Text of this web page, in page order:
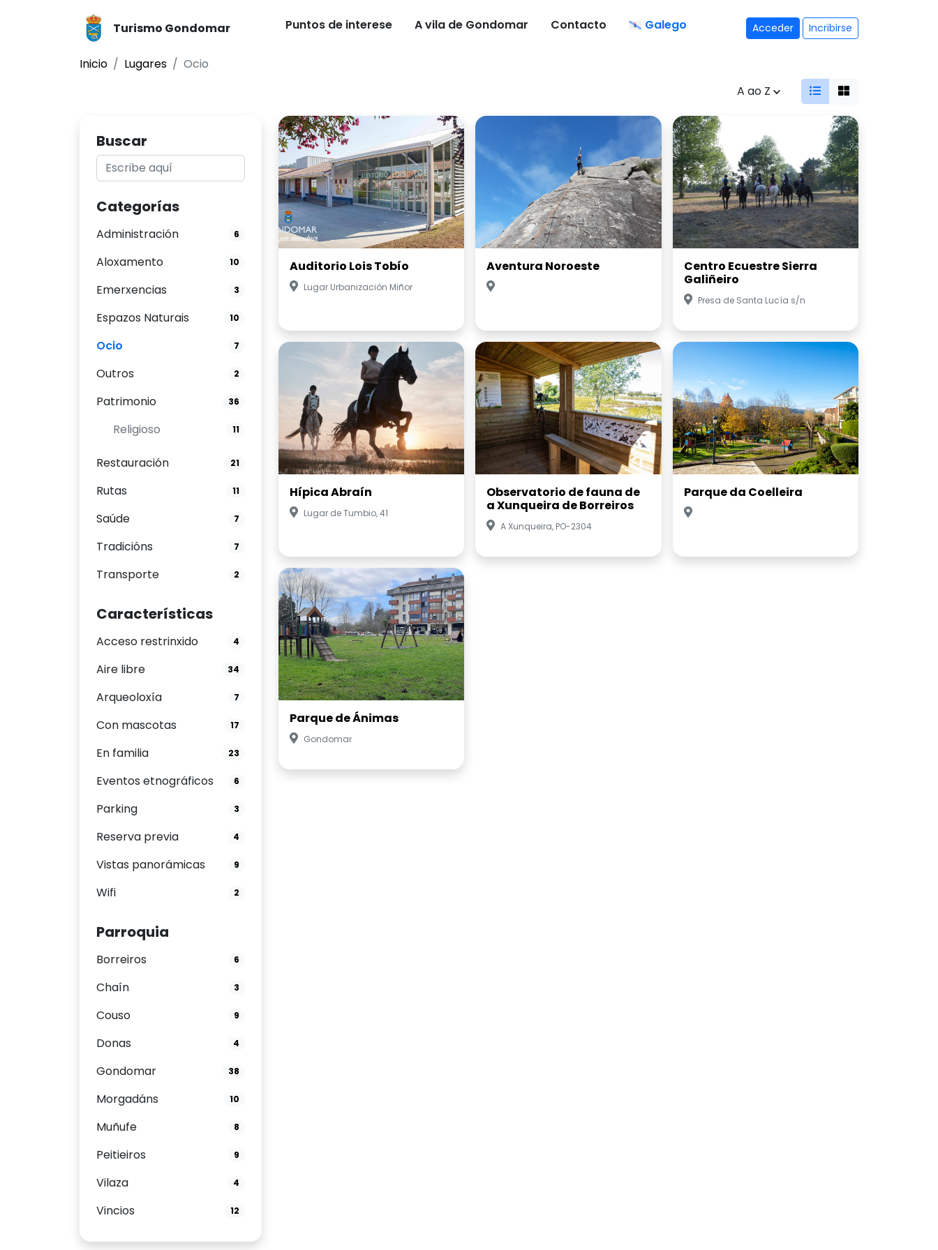
Turismo Gondomar Puntos de interese A vila de Gondomar Contacto Galego Acceder Incribirse
Inicio Lugares
Ocio
A ao Z
Buscar
Categorías
Administración 6
Aloxamento 10
Emerxencias 3
Espazos Naturais 10
Ocio 7
Outros 2
Patrimonio 36
Religioso 11
Restauración 21
Rutas 11
Saúde 7
Tradicións 7
Transporte 2
Características
Acceso restrinxido 4
Aire libre 34
Arqueoloxía 7
Con mascotas 17
En familia 23
Eventos etnográficos 6
Parking 3
Reserva previa 4
Vistas panorámicas 9
Wifi 2
Parroquia
Borreiros 6
Chaín 3
Couso 9
Donas 4
Gondomar 38
Morgadáns 10
Muñufe 8
Peitieiros 9
Vilaza 4
Vincios 12
Auditorio Lois Tobío
Lugar Urbanización Miñor
Aventura Noroeste
Centro Ecuestre Sierra
Galiñeiro
Presa de Santa Lucía s/n
Hípica Abraín
Lugar de Tumbio, 41
Observatorio de fauna de
a Xunqueira de Borreiros
A Xunqueira, PO-2304
Parque da Coelleira
Parque de Ánimas
Gondomar